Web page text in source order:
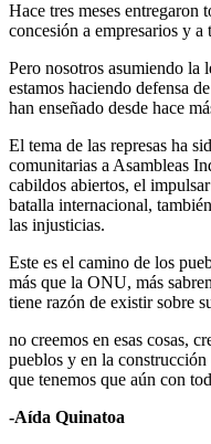
Hace tres meses entregaron
concesión a empresarios y a
Pero nosotros asumiendo la
estamos haciendo defensa
han enseñado desde hace
El tema de las represas ha
comunitarias a Asambleas
cabildos abiertos, el
batalla internacional,
las injusticias.
Este es el camino de los
más que la ONU, más
tiene razón de existir sobre
no creemos en esas cosas,
pueblos y en la construcción
que tenemos que aún con
-Aída Quinatoa